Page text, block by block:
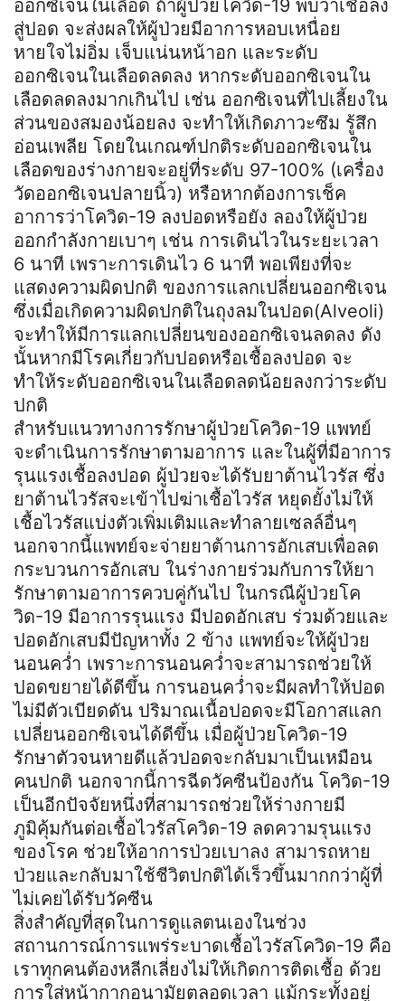
ออกซิเจนในเลือด ถ้าผู้ป่วยโควิด-19 พบว่าเชื้อลง
สู่ปอด จะส่งผลให้ผู้ป่วยมีอาการหอบเหนื่อย
หายใจไม่อิ่ม เจ็บแน่นหน้าอก และระดับ
ออกซิเจนในเลือดลดลง หากระดับออกซิเจนใน
เลือดลดลงมากเกินไป เช่น ออกซิเจนที่ไปเลี้ยงใน
ส่วนของสมองน้อยลง จะทำให้เกิดภาวะซึม รู้สึก
อ่อนเพลีย โดยในเกณฑ์ปกติระดับออกซิเจนใน
เลือดของร่างกายจะอยู่ที่ระดับ 97-100% (เครื่อง
วัดออกซิเจนปลายนิ้ว) หรือหากต้องการเช็ค
อาการว่าโควิด-19 ลงปอดหรือยัง ลองให้ผู้ป่วย
ออกกำลังกายเบาๆ เช่น การเดินไวในระยะเวลา
6 นาที เพราะการเดินไว 6 นาที พอเพียงที่จะ
แสดงความผิดปกติ ของการแลกเปลี่ยนออกซิเจน
ซึ่งเมื่อเกิดความผิดปกติในถุงลมในปอด(Alveoli)
จะทำให้มีการแลกเปลี่ยนของออกซิเจนลดลง ดัง
นั้นหากมีโรคเกี่ยวกับปอดหรือเชื้อลงปอด จะ
ทำให้ระดับออกซิเจนในเลือดลดน้อยลงกว่าระดับ
ปกติ
สำหรับแนวทางการรักษาผู้ป่วยโควิด-19 แพทย์
จะดำเนินการรักษาตามอาการ และในผู้ที่มีอาการ
รุนแรงเชื้อลงปอด ผู้ป่วยจะได้รับยาต้านไวรัส ซึ่ง
ยาต้านไวรัสจะเข้าไปฆ่าเชื้อไวรัส หยุดยั้งไม่ให้
เชื้อไวรัสแบ่งตัวเพิ่มเติมและทำลายเซลล์อื่นๆ
นอกจากนี้แพทย์จะจ่ายยาต้านการอักเสบเพื่อลด
กระบวนการอักเสบ ในร่างกายร่วมกับการให้ยา
รักษาตามอาการควบคู่กันไป ในกรณีผู้ป่วยโค
วิด-19 มีอาการรุนแรง มีปอดอักเสบ ร่วมด้วยและ
ปอดอักเสบมีปัญหาทั้ง 2 ข้าง แพทย์จะให้ผู้ป่วย
นอนคว่ำ เพราะการนอนคว่ำจะสามารถช่วยให้
ปอดขยายได้ดีขึ้น การนอนคว่ำจะมีผลทำให้ปอด
ไม่มีตัวเบียดดัน ปริมาณเนื้อปอดจะมีโอกาสแลก
เปลี่ยนออกซิเจนได้ดีขึ้น เมื่อผู้ป่วยโควิด-19
รักษาตัวจนหายดีแล้วปอดจะกลับมาเป็นเหมือน
คนปกติ นอกจากนี้การฉีดวัคซีนป้องกัน โควิด-19
เป็นอีกปัจจัยหนึ่งที่สามารถช่วยให้ร่างกายมี
ภูมิคุ้มกันต่อเชื้อไวรัสโควิด-19 ลดความรุนแรง
ของโรค ช่วยให้อาการป่วยเบาลง สามารถหาย
ป่วยและกลับมาใช้ชีวิตปกติได้เร็วขึ้นมากกว่าผู้ที่
ไม่เคยได้รับวัคซีน
สิ่งสำคัญที่สุดในการดูแลตนเองในช่วง
สถานการณ์การแพร่ระบาดเชื้อไวรัสโควิด-19 คือ
เราทุกคนต้องหลีกเลี่ยงไม่ให้เกิดการติดเชื้อ ด้วย
การใส่หน้ากากอนามัยตลอดเวลา แม้กระทั้งอยู่